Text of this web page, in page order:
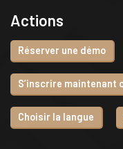
Actions
Réserver une démo
S’inscrire maintenant
Choisir la langue